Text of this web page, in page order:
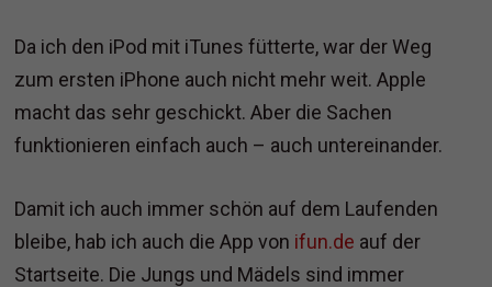
Da ich den iPod mit iTunes fütterte, war der Weg
zum ersten iPhone auch nicht mehr weit. Apple
macht das sehr geschickt. Aber die Sachen
funktionieren einfach auch – auch untereinander.
Damit ich auch immer schön auf dem Laufenden
bleibe, hab ich auch die App von ifun.de auf der
Startseite. Die Jungs und Mädels sind immer